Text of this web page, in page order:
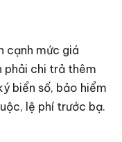
cạnh mức giá
phải chi trả thêm
biển số, bảo hiểm
lệ phí trước bạ.